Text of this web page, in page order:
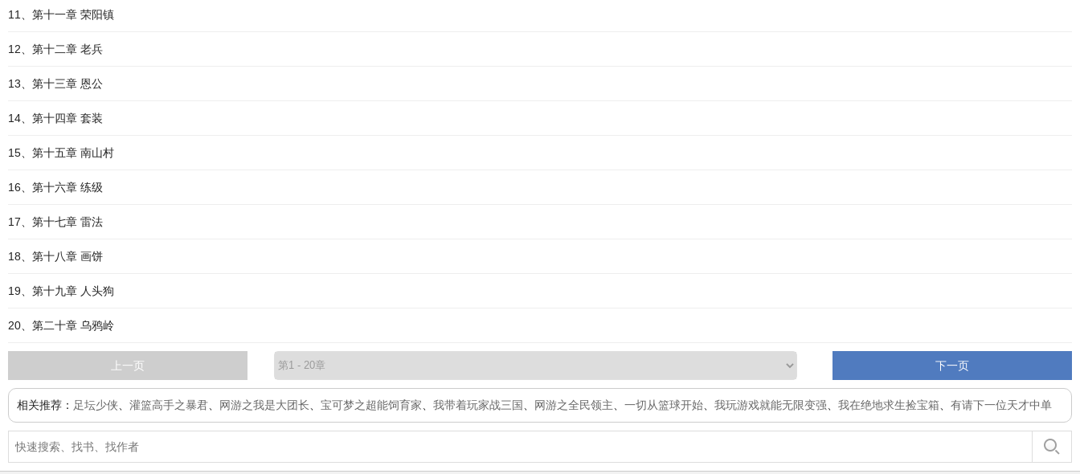
11、第十一章 荣阳镇
12、第十二章 老兵
13、第十三章 恩公
14、第十四章 套装
15、第十五章 南山村
16、第十六章 练级
17、第十七章 雷法
18、第十八章 画饼
19、第十九章 人头狗
20、第二十章 乌鸦岭
上一页 下一页
相关推荐： 足坛少侠 灌篮高手之暴君 网游之我是大团长 宝可梦之超能饲育家 我带着玩家战三国 网游之全民领主 一切从篮球开始 我玩游戏就能无限变强 我在绝地求生捡宝箱 有请下一位天才中单